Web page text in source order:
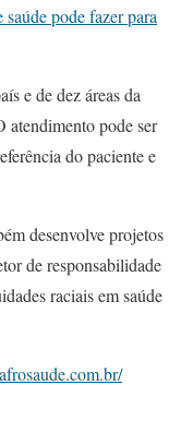
pode fazer para
e de dez áreas da
atendimento pode ser
do paciente e
desenvolve projetos
de responsabilidade
raciais em saúde